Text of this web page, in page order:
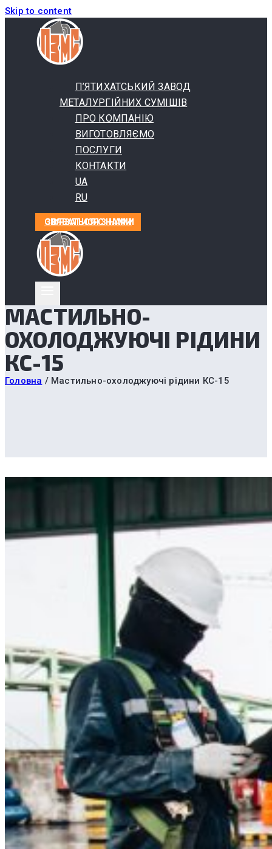
Skip to content
П’ЯТИХАТСЬКИЙ ЗАВОД
МЕТАЛУРГІЙНИХ СУМІШІВ
ПРО КОМПАНІЮ
ВИГОТОВЛЯЄМО
ПОСЛУГИ
КОНТАКТИ
UA
RU
СВЯЗАТЬСЯ С НАМИ
МАСТИЛЬНО-
ОХОЛОДЖУЮЧІ РІДИНИ
КС-15
Головна / Мастильно-охолоджуючі рідини КС-15